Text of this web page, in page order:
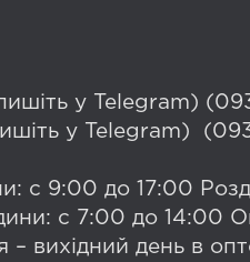
у Telegram)
у Telegram)
с 9:00 до 17:00
с 7:00 до 14:00
– вихідний день в